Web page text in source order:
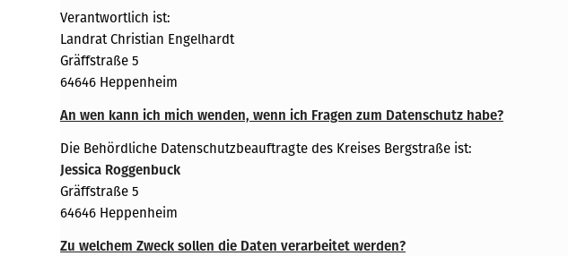
Verantwortlich ist:
Landrat Christian Engelhardt
Gräffstraße 5
64646 Heppenheim
An wen kann ich mich wenden, wenn ich Fragen zum Datenschutz habe?
Die Behördliche Datenschutzbeauftragte des Kreises Bergstraße ist:
Jessica Roggenbuck
Gräffstraße 5
64646 Heppenheim
Zu welchem Zweck sollen die Daten verarbeitet werden?